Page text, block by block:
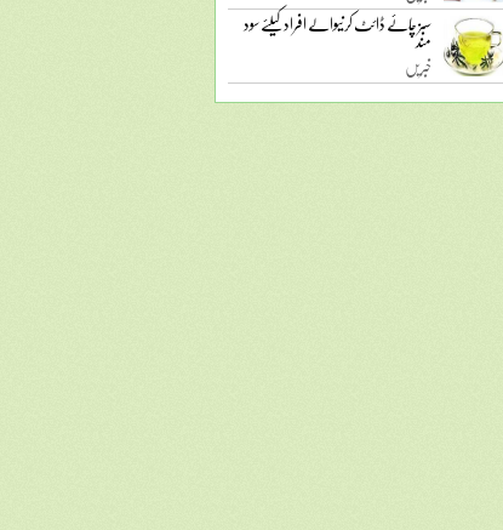
سبز چائے ڈائٹ کرنیوالے افراد کیلئے سود
مند
خبریں